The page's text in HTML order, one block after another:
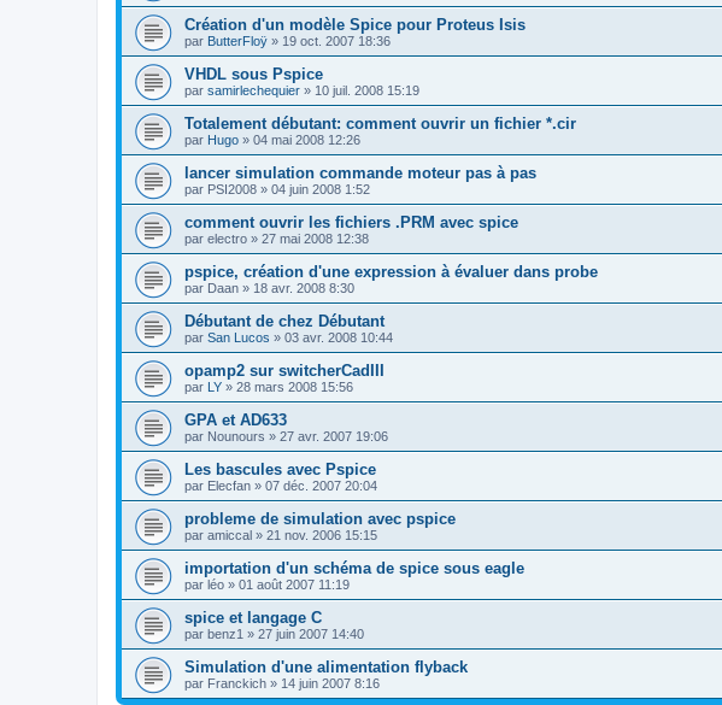
Création d'un modèle Spice pour Proteus Isis
par ButterFloÿ » 19 oct. 2007 18:36
VHDL sous Pspice
par samirlechequier » 10 juil. 2008 15:19
Totalement débutant: comment ouvrir un fichier *.cir
par Hugo » 04 mai 2008 12:26
lancer simulation commande moteur pas à pas
par PSI2008 » 04 juin 2008 1:52
comment ouvrir les fichiers .PRM avec spice
par electro » 27 mai 2008 12:38
pspice, création d'une expression à évaluer dans probe
par Daan » 18 avr. 2008 8:30
Débutant de chez Débutant
par San Lucos » 03 avr. 2008 10:44
opamp2 sur switcherCadIII
par LY » 28 mars 2008 15:56
GPA et AD633
par Nounours » 27 avr. 2007 19:06
Les bascules avec Pspice
par Elecfan » 07 déc. 2007 20:04
probleme de simulation avec pspice
par amiccal » 21 nov. 2006 15:15
importation d'un schéma de spice sous eagle
par léo » 01 août 2007 11:19
spice et langage C
par benz1 » 27 juin 2007 14:40
Simulation d'une alimentation flyback
par Franckich » 14 juin 2007 8:16